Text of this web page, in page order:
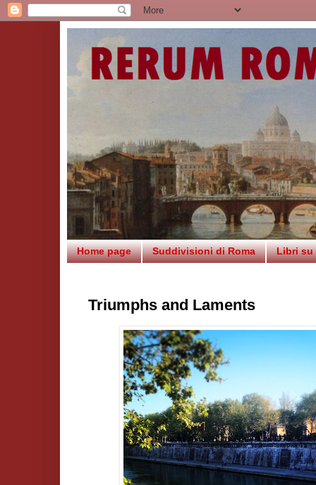
Home page Suddivisioni di Roma Libri su
Triumphs and Laments